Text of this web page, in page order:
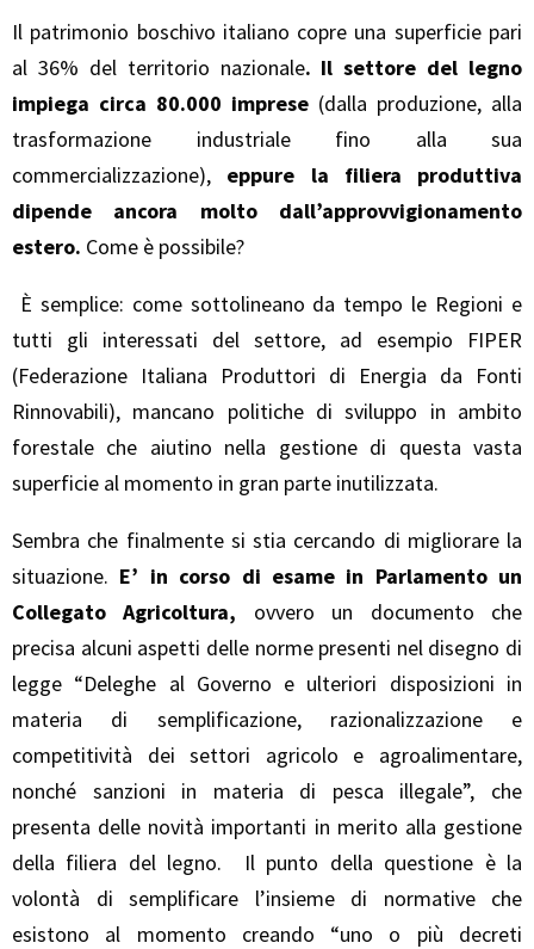
Il patrimonio boschivo italiano copre una superficie pari
al 36% del territorio nazionale. Il settore del legno
impiega circa 80.000 imprese (dalla produzione, alla
trasformazione industriale fino alla sua
commercializzazione), eppure la filiera produttiva
dipende ancora molto dall’approvvigionamento
estero. Come è possibile?
È semplice: come sottolineano da tempo le Regioni e
tutti gli interessati del settore, ad esempio FIPER
(Federazione Italiana Produttori di Energia da Fonti
Rinnovabili), mancano politiche di sviluppo in ambito
forestale che aiutino nella gestione di questa vasta
superficie al momento in gran parte inutilizzata.
Sembra che finalmente si stia cercando di migliorare la
situazione. E’ in corso di esame in Parlamento un
Collegato Agricoltura, ovvero un documento che
precisa alcuni aspetti delle norme presenti nel disegno di
legge “Deleghe al Governo e ulteriori disposizioni in
materia di semplificazione, razionalizzazione e
competitività dei settori agricolo e agroalimentare,
nonché sanzioni in materia di pesca illegale”, che
presenta delle novità importanti in merito alla gestione
della filiera del legno. Il punto della questione è la
volontà di semplificare l’insieme di normative che
esistono al momento creando “uno o più decreti